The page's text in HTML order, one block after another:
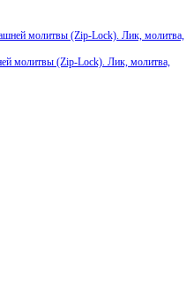
молитвы (Zip-Lock). Лик, молитва,